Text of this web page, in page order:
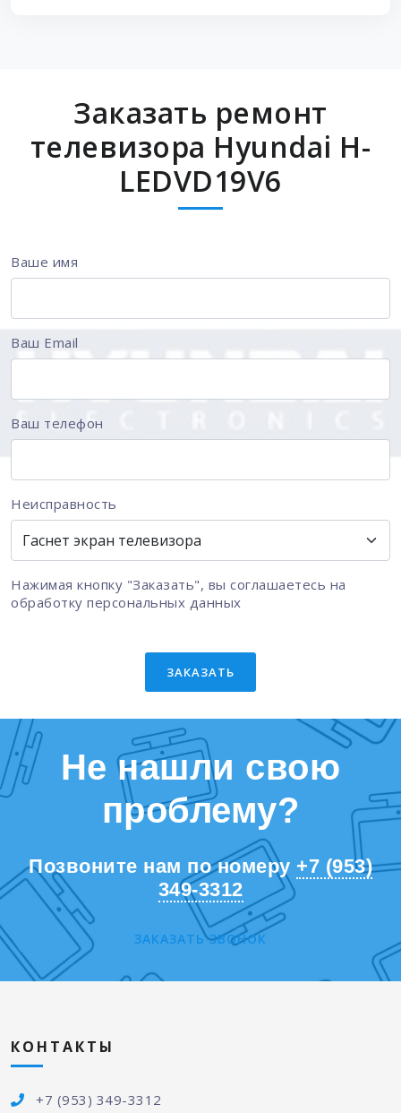
Заказать ремонт
телевизора Hyundai H-
LEDVD19V6
Ваше имя
Ваш Email
Ваш телефон
Неисправность
Нажимая кнопку "Заказать", вы соглашаетесь на
обработку персональных данных
ЗАКАЗАТЬ
Не нашли свою
проблему?
Позвоните нам по номеру +7 (953)
349-3312
ЗАКАЗАТЬ ЗВОНОК
КОНТАКТЫ
+7 (953) 349-3312